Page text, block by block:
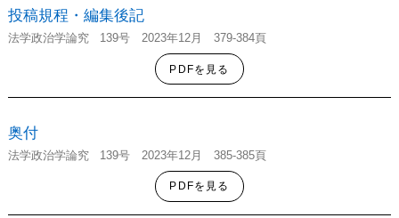
投稿規程・編集後記
法学政治学論究 139号 2023年12月 379-384頁
PDFを見る
奥付
法学政治学論究 139号 2023年12月 385-385頁
PDFを見る